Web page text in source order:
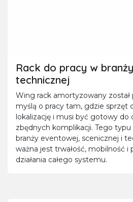
Rack do pracy w
technicznej
Wing rack amortyzowany
myślą o pracy tam, gdzie sprzęt
lokalizację i musi być gotowy do
zbędnych komplikacji. Tego typu
branży eventowej, scenicznej i
ważna jest trwałość, mobilność i
działania całego systemu.